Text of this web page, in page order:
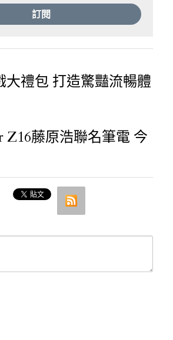
訂閱
禮包 打造驚豔流暢體
Z16藤原浩聯名筆電 今